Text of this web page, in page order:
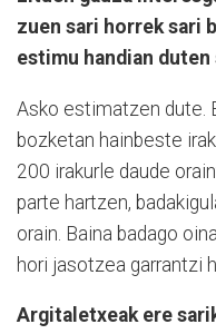
zuen sari horrek sari
estimu handian
Asko estimatzen dute.
bozketan hainbeste
200 irakurle daude
parte hartzen,
orain. Baina badago
hori jasotzea garrantzi
Argitaletxeak ere